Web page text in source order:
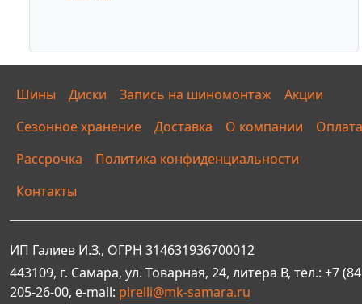
Шины Диски Запись на шиномонтаж
Акции
Сезонное хранение
Доставка О компании
Оплата
Рассрочка
Политика конфиденциальности
Контакты
ИП Галиев И.З., ОГРН 314631936700012
443109, г. Самара, ул. Товарная, 24, литера В, тел.: +7
205-26-00, e-mail: pirelli@mk-samara.ru